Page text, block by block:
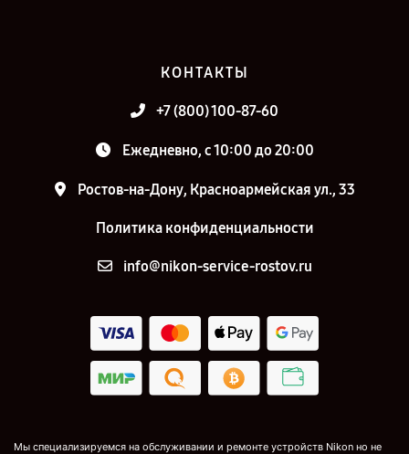
КОНТАКТЫ
+7 (800) 100-87-60
Ежедневно, с 10:00 до 20:00
Ростов-на-Дону, Красноармейская ул., 33
Политика конфиденциальности
info@nikon-service-rostov.ru
Мы специализируемся на обслуживании и ремонте устройств Nikon но не